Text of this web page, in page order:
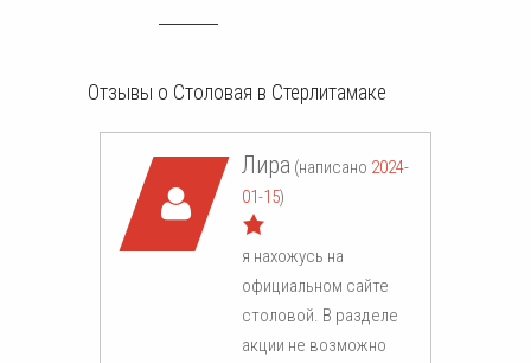
Отзывы о Столовая в Стерлитамаке
Лира (написано 2024-
01-15)
я нахожусь на
официальном сайте
столовой. В разделе
акции не возможно